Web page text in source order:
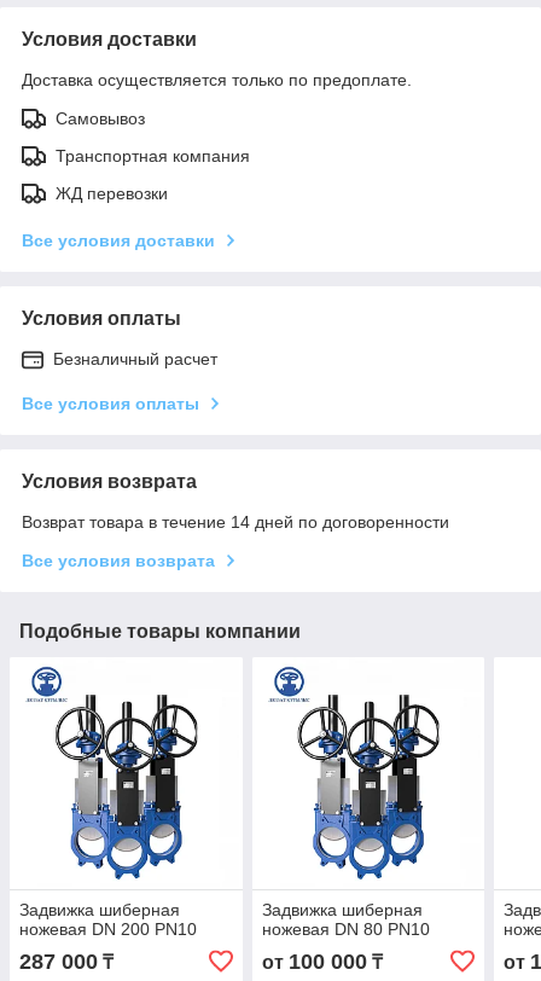
Условия доставки
Доставка осуществляется только по предоплате.
Самовывоз
Транспортная компания
ЖД перевозки
Все условия доставки
Условия оплаты
Безналичный расчет
Все условия оплаты
Условия возврата
Возврат товара в течение 14 дней по договоренности
Все условия возврата
Подобные товары компании
Задвижка шиберная
ножевая DN 200 PN10
287 000 ₸
Задвижка шиберная
ножевая DN 80 PN10
от 100 000₸ от